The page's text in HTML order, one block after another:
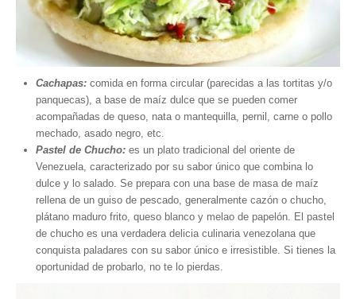
Cachapas: comida en forma circular (parecidas a las tortitas y/o
panquecas), a base de maíz dulce que se pueden comer
acompañadas de queso, nata o mantequilla, pernil, carne o pollo
mechado, asado negro, etc.
Pastel de Chucho: es un plato tradicional del oriente de
Venezuela, caracterizado por su sabor único que combina lo
dulce y lo salado. Se prepara con una base de masa de maíz
rellena de un guiso de pescado, generalmente cazón o chucho,
plátano maduro frito, queso blanco y melao de papelón. El pastel
de chucho es una verdadera delicia culinaria venezolana que
conquista paladares con su sabor único e irresistible. Si tienes la
oportunidad de probarlo, no te lo pierdas.